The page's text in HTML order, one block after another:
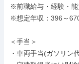
※前職給与・経験・
※想定年収：396～
＜手当＞
・車両手当(ガソリン